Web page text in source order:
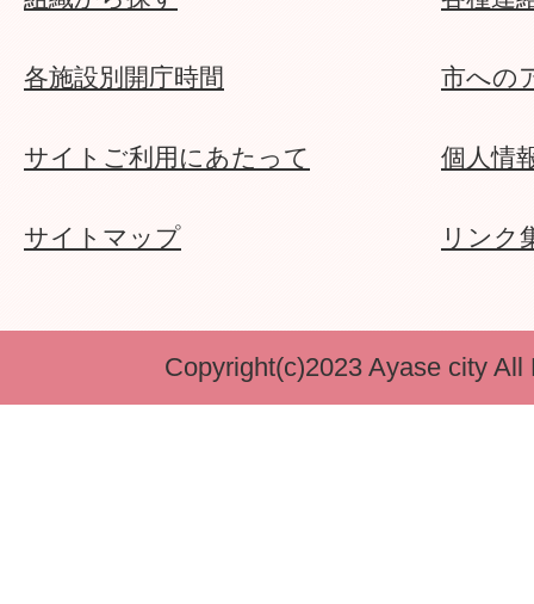
各施設別開庁時間 市への
サイトご利用にあたって 個人情
サイトマップ リンク
Copyright(c)2023 Ayase city